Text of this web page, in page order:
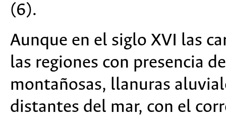
(6).
Aunque en el siglo XVI las
las regiones con presencia
montañosas, llanuras
distantes del mar, con el